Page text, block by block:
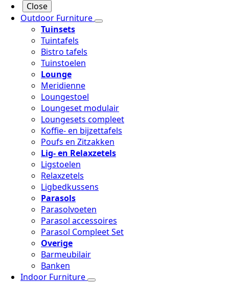
Close
Outdoor Furniture
Tuinsets
Tuintafels
Bistro tafels
Tuinstoelen
Lounge
Meridienne
Loungestoel
Loungeset modulair
Loungesets compleet
Koffie- en bijzettafels
Poufs en Zitzakken
Lig- en Relaxzetels
Ligstoelen
Relaxzetels
Ligbedkussens
Parasols
Parasolvoeten
Parasol accessoires
Parasol Compleet Set
Overige
Barmeubilair
Banken
Indoor Furniture